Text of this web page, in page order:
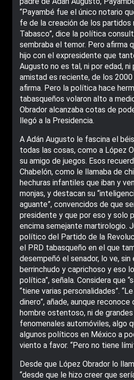
“Payambé fue el único notario
fe de la creación de los partidos
Tabasco”, dice la política
sembraba el temor. Pero afirma
hijo con el expresidente que
Augusto no es tal, ni por edad, ni
amistad es reciente, de los 2000
afirma. Pero la política hace
tabasqueños volaron alto a
Obrador alcanzaba cotas de
llegó a la Presidencia.
A Adán Augusto le fascina el
todas las cosas, como a López
su amigo de juegos. Esos
Chabelón, como le llamaba de
hechuras infantiles que iban y
monjas, y destacan su
aguante”, convencidos de que
presidente y que por eso y solo
encima semejante martirologio.
político del Partido de la
el PRD tabasqueño en el que
desempeñó el senador, lo ve, sin
berrinchudo y caprichoso y eso
política”, señala. Considera que
“tiene varias personalidades”.
dinero”, añade, aunque reconoce
hombre ostentoso, ni de
fenomenales automóviles, algo
algunos políticos en México a
viento a favor. “Pero no tiene
Desde que López Obrador lo
“desde que le hizo creer que